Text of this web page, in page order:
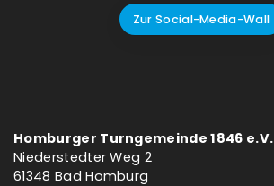
Zur Social-Media-Wall
Homburger Turngemeinde 1846 e.V.
Niederstedter Weg 2
61348 Bad Homburg